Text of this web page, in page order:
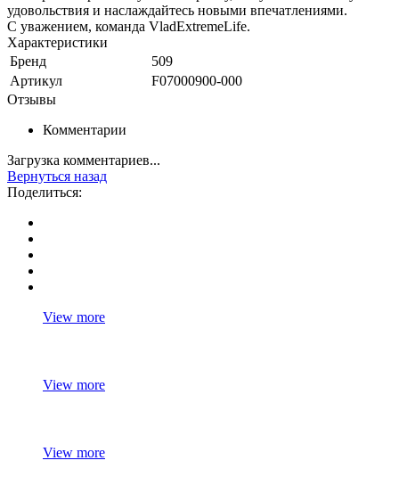
удовольствия и наслаждайтесь новыми впечатлениями.
С уважением, команда VladExtremeLife.
Характеристики
Бренд
509
Артикул
F07000900-000
Отзывы
Комментарии
Загрузка комментариев...
Вернуться назад
Поделиться:
View more
View more
View more